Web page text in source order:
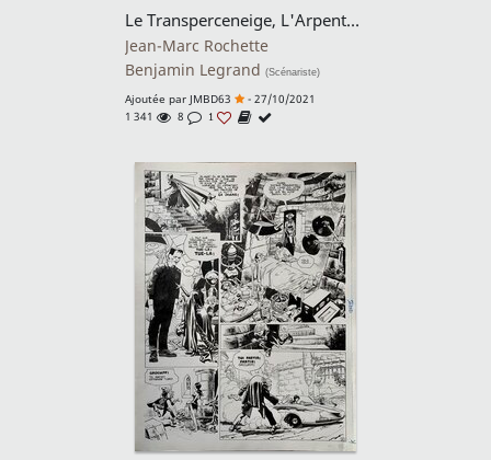
Le Transperceneige, L'Arpenteur Tome 2 Planche 44
Jean-Marc Rochette
Benjamin Legrand (Scénariste)
Ajoutée par JMBD63
- 27/10/2021
1 341
8 1